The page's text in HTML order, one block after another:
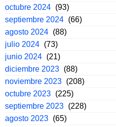
octubre 2024 (93)
septiembre 2024 (66)
agosto 2024 (88)
julio 2024 (73)
junio 2024 (21)
diciembre 2023 (88)
noviembre 2023 (208)
octubre 2023 (225)
septiembre 2023 (228)
agosto 2023 (65)